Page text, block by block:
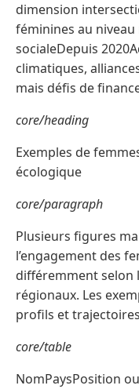
dimension
féminines au
socialeDepuis
climatiques,
mais défis de
core/heading
Exemples de
écologique
core/paragraph
Plusieurs figures
l’engagement des
différemment selon
régionaux. Les
profils et
core/table
NomPaysPosition